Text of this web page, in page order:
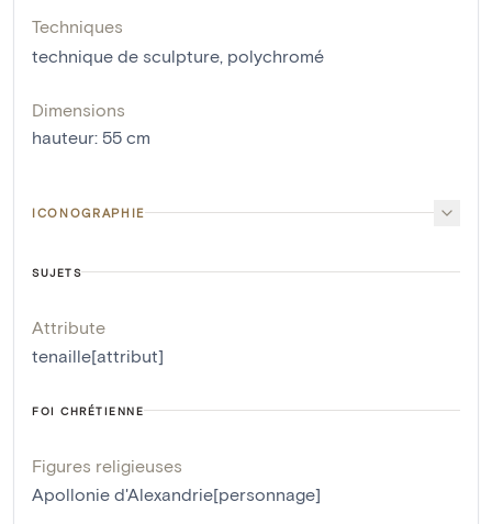
Techniques
technique de sculpture polychromé
Dimensions
hauteur: 55 cm
ICONOGRAPHIE
SUJETS
Attribute
tenaille[attribut]
FOI CHRÉTIENNE
Figures religieuses
Apollonie d'Alexandrie[personnage]